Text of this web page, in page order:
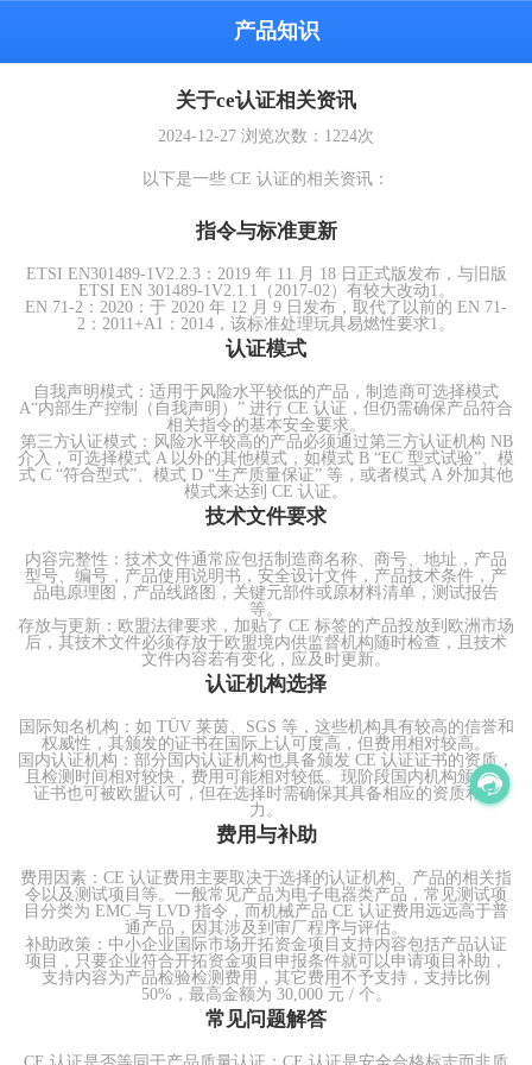
产品知识
关于ce认证相关资讯
2024-12-27 浏览次数： 1224次
以下是一些 CE 认证的相关资讯：
指令与标准更新
ETSI EN301489-1V2.2.3：2019 年 11 月 18 日正式版发布，与旧版
ETSI EN 301489-1V2.1.1（2017-02）有较大改动1。
EN 71-2：2020：于 2020 年 12 月 9 日发布，取代了以前的 EN 71-
2：2011+A1：2014，该标准处理玩具易燃性要求1。
认证模式
自我声明模式：适用于风险水平较低的产品，制造商可选择模式
A“内部生产控制（自我声明）” 进行 CE 认证，但仍需确保产品符合
相关指令的基本安全要求。
第三方认证模式：风险水平较高的产品必须通过第三方认证机构 NB
介入，可选择模式 A 以外的其他模式，如模式 B “EC 型式试验”、模
式 C “符合型式”、模式 D “生产质量保证” 等，或者模式 A 外加其他
模式来达到 CE 认证。
技术文件要求
内容完整性：技术文件通常应包括制造商名称、商号、地址，产品
型号、编号，产品使用说明书，安全设计文件，产品技术条件，产
品电原理图，产品线路图，关键元部件或原材料清单，测试报告
等。
存放与更新：欧盟法律要求，加贴了 CE 标签的产品投放到欧洲市场
后，其技术文件必须存放于欧盟境内供监督机构随时检查，且技术
文件内容若有变化，应及时更新。
认证机构选择
国际知名机构：如 TÜV 莱茵、SGS 等，这些机构具有较高的信誉和
权威性，其颁发的证书在国际上认可度高，但费用相对较高。
国内认证机构：部分国内认证机构也具备颁发 CE 认证证书的资质，
且检测时间相对较快，费用可能相对较低。现阶段国内机构颁发的
证书也可被欧盟认可，但在选择时需确保其具备相应的资质和能
力。
费用与补助
费用因素：CE 认证费用主要取决于选择的认证机构、产品的相关指
令以及测试项目等。一般常见产品为电子电器类产品，常见测试项
目分类为 EMC 与 LVD 指令，而机械产品 CE 认证费用远远高于普
通产品，因其涉及到审厂程序与评估。
补助政策：中小企业国际市场开拓资金项目支持内容包括产品认证
项目，只要企业符合开拓资金项目申报条件就可以申请项目补助，
支持内容为产品检验检测费用，其它费用不予支持，支持比例
50%，最高金额为 30,000 元 / 个。
常见问题解答